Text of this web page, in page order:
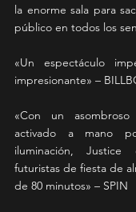
la enorme sala para
público en todos los
«Un espectáculo
impresionante» –
«Con un asombroso
activado a mano
iluminación, Justice
futuristas de fiesta de
de 80 minutos» – SPIN